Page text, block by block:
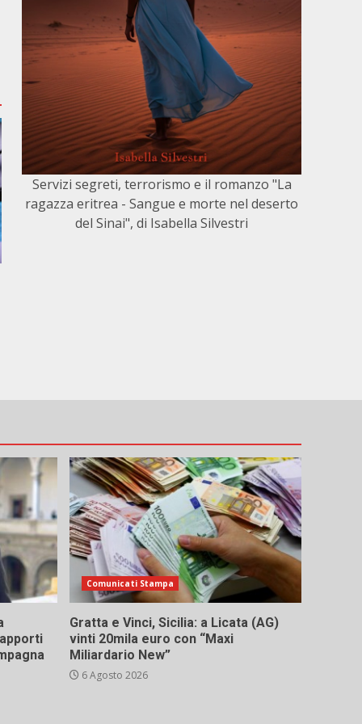
Servizi segreti, terrorismo e il romanzo "La
ragazza eritrea - Sangue e morte nel deserto
del Sinai", di Isabella Silvestri
Comunicati Stampa
Gratta e Vinci, Sicilia: a Licata (AG)
vinti 20mila euro con “Maxi
Miliardario New”
6 Agosto 2026